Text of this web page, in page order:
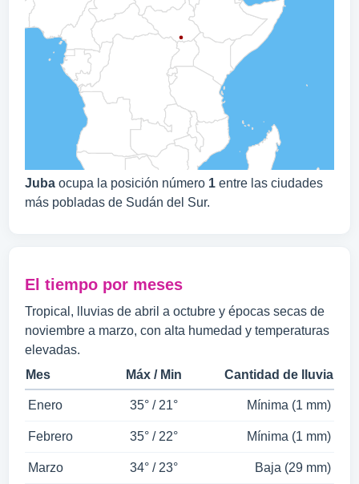
Juba ocupa la posición número 1 entre las ciudades
más pobladas de Sudán del Sur.
El tiempo por meses
Tropical, lluvias de abril a octubre y épocas secas de
noviembre a marzo, con alta humedad y temperaturas
elevadas.
Mes
Máx / Min Cantidad de lluvia
Enero 35° / 21° Mínima (1 mm)
Febrero 35° / 22° Mínima (1 mm)
Marzo 34° / 23° Baja (29 mm)